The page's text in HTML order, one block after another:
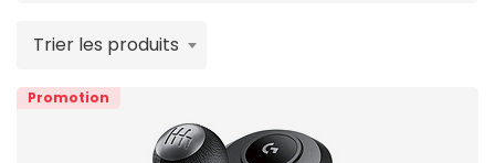
Trier les produits
Promotion